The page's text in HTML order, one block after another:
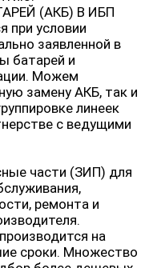
(АКБ) В ИБП
при условии
заявленной в
батарей и
Можем
замену АКБ, так и
линеек
с ведущими
части (ЗИП) для
ремонта и
на
сроки. Множество